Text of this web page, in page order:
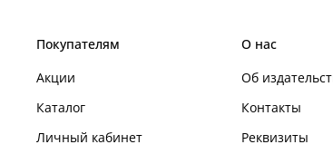
Покупателям
Акции
Каталог
Личный кабинет
О нас
Об
Контакты
Реквизиты